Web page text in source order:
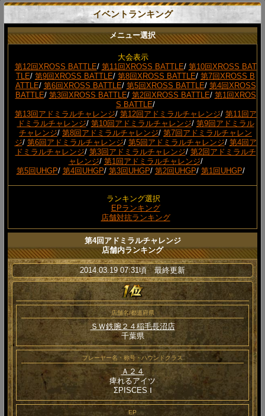
イベントランキング
メニュー選択
大会表示
第12回XROSS BATTLE/ 第11回XROSS BATTLE/ 第10回XROSS BAT
TLE/ 第9回XROSS BATTLE/ 第8回XROSS BATTLE/ 第7回XROSS B
ATTLE/ 第6回XROSS BATTLE/ 第5回XROSS BATTLE/ 第4回XROSS
BATTLE/ 第3回XROSS BATTLE/ 第2回XROSS BATTLE/ 第1回XROS
S BATTLE/
第13回アドミラルチャレンジ/ 第12回アドミラルチャレンジ/ 第11回ア
ドミラルチャレンジ/ 第10回アドミラルチャレンジ/ 第9回アドミラル
チャレンジ/ 第8回アドミラルチャレンジ/ 第7回アドミラルチャレン
ジ/ 第6回アドミラルチャレンジ/ 第5回アドミラルチャレンジ/ 第4回ア
ドミラルチャレンジ/ 第3回アドミラルチャレンジ/ 第2回アドミラルチ
ャレンジ/ 第1回アドミラルチャレンジ/
第5回UHGP/ 第4回UHGP/ 第3回UHGP/ 第2回UHGP/ 第1回UHGP/
ランキング選択
EPランキング
店舗対抗ランキング
第4回アドミラルチャレンジ
店舗内ランキング
2014.03.19 07:31頃 最終更新
店舗名/都道府県
ＳＷ鉄腕２４稲毛長沼店
千葉県
プレーヤー名・称号・ハウンドクラス
Ａ２４
痺れるアイツ
ΣPISCES Ⅰ
EP